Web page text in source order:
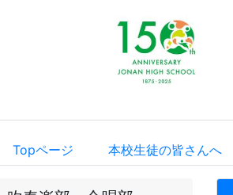
Topページ 本校生徒の皆さんへ